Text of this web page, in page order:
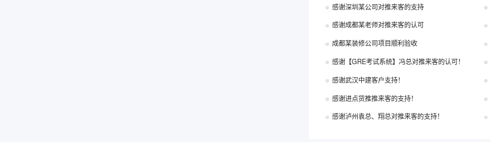
感谢深圳某公司对推来客的支持
感谢成都某老师对推来客的认可
成都某装修公司项目顺利验收
感谢【GRE考试系统】冯总对推来客的认可！
感谢武汉中建客户支持！
感谢进点货推推来客的支持！
感谢泸州袁总、翔总对推来客的支持！